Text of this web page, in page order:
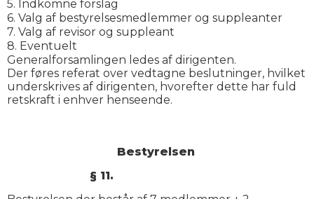
5. Indkomne forslag
6. Valg af bestyrelsesmedlemmer og suppleanter
7. Valg af revisor og suppleant
8. Eventuelt
Generalforsamlingen ledes af dirigenten.
Der føres referat over vedtagne beslutninger, hvilket
underskrives af dirigenten, hvorefter dette har fuld
retskraft i enhver henseende.
Bestyrelsen
§ 11.